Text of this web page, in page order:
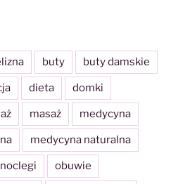
buty buty damskie
dieta domki
masaż medycyna
medycyna naturalna
noclegi obuwie